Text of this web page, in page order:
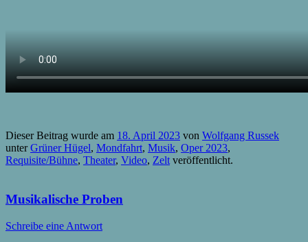
Dieser Beitrag wurde am 18. April 2023 von Wolfgang Russek
unterGrüner Hügel, Mondfahrt, Musik, Oper 2023,
Requisite/Bühne, Theater, Video, Zelt veröffentlicht.
Musikalische Proben
Schreibe eine Antwort